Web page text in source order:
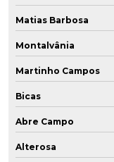
Matias Barbosa
Montalvânia
Martinho Campos
Bicas
Abre Campo
Alterosa